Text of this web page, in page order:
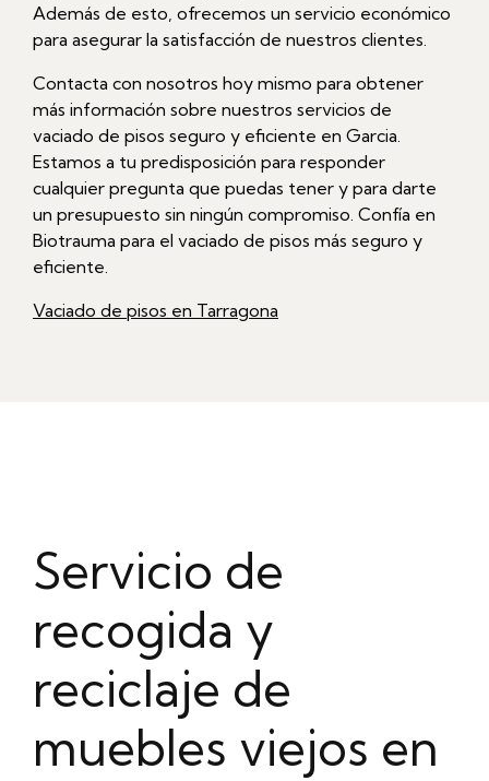
Además de esto, ofrecemos un servicio económico
para asegurar la satisfacción de nuestros clientes.
Contacta con nosotros hoy mismo para obtener
más información sobre nuestros servicios de
vaciado de pisos seguro y eficiente en Garcia.
Estamos a tu predisposición para responder
cualquier pregunta que puedas tener y para darte
un presupuesto sin ningún compromiso. Confía en
Biotrauma para el vaciado de pisos más seguro y
eficiente.
Vaciado de pisos en Tarragona
Servicio de
recogida y
reciclaje de
muebles viejos en